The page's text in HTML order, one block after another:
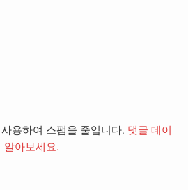
용하여 스팸을 줄입니다. 댓글 데이
알아보세요.